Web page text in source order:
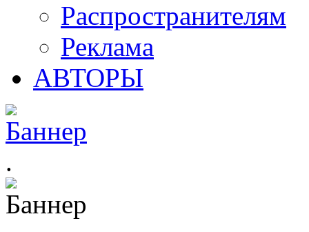
Распространителям
Реклама
АВТОРЫ
.